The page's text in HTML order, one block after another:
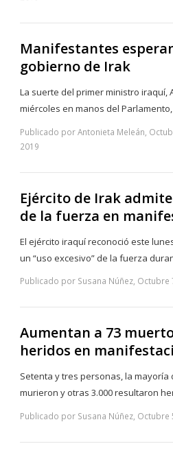
Manifestantes
gobierno de Irak
La suerte del primer ministro iraquí,
miércoles en manos del
Publicado por Antonieta Meleán,
2019
Ejército de Irak admite
de la fuerza en
El ejército iraquí reconoció este
un “uso excesivo” de la fuerza
Publicado por Susana Núñez, Octubre
Aumentan a 73
heridos en
Setenta y tres personas, la
murieron y otras 3.000 resultaron
Publicado por Susana Núñez, Octubre